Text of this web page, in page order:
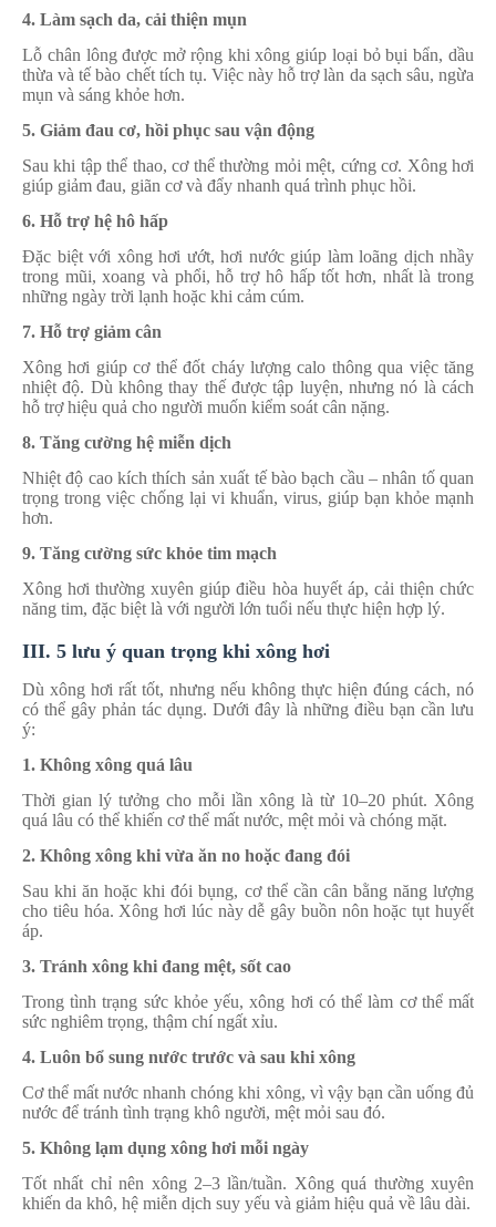
4. Làm sạch da, cải thiện mụn
Lỗ chân lông được mở rộng khi xông giúp loại bỏ bụi bẩn, dầu
thừa và tế bào chết tích tụ. Việc này hỗ trợ làn da sạch sâu, ngừa
mụn và sáng khỏe hơn.
5. Giảm đau cơ, hồi phục sau vận động
Sau khi tập thể thao, cơ thể thường mỏi mệt, cứng cơ. Xông hơi
giúp giảm đau, giãn cơ và đẩy nhanh quá trình phục hồi.
6. Hỗ trợ hệ hô hấp
Đặc biệt với xông hơi ướt, hơi nước giúp làm loãng dịch nhầy
trong mũi, xoang và phổi, hỗ trợ hô hấp tốt hơn, nhất là trong
những ngày trời lạnh hoặc khi cảm cúm.
7. Hỗ trợ giảm cân
Xông hơi giúp cơ thể đốt cháy lượng calo thông qua việc tăng
nhiệt độ. Dù không thay thế được tập luyện, nhưng nó là cách
hỗ trợ hiệu quả cho người muốn kiểm soát cân nặng.
8. Tăng cường hệ miễn dịch
Nhiệt độ cao kích thích sản xuất tế bào bạch cầu – nhân tố quan
trọng trong việc chống lại vi khuẩn, virus, giúp bạn khỏe mạnh
hơn.
9. Tăng cường sức khỏe tim mạch
Xông hơi thường xuyên giúp điều hòa huyết áp, cải thiện chức
năng tim, đặc biệt là với người lớn tuổi nếu thực hiện hợp lý.
III. 5 lưu ý quan trọng khi xông hơi
Dù xông hơi rất tốt, nhưng nếu không thực hiện đúng cách, nó
có thể gây phản tác dụng. Dưới đây là những điều bạn cần lưu
ý:
1. Không xông quá lâu
Thời gian lý tưởng cho mỗi lần xông là từ 10–20 phút. Xông
quá lâu có thể khiến cơ thể mất nước, mệt mỏi và chóng mặt.
2. Không xông khi vừa ăn no hoặc đang đói
Sau khi ăn hoặc khi đói bụng, cơ thể cần cân bằng năng lượng
cho tiêu hóa. Xông hơi lúc này dễ gây buồn nôn hoặc tụt huyết
áp.
3. Tránh xông khi đang mệt, sốt cao
Trong tình trạng sức khỏe yếu, xông hơi có thể làm cơ thể mất
sức nghiêm trọng, thậm chí ngất xỉu.
4. Luôn bổ sung nước trước và sau khi xông
Cơ thể mất nước nhanh chóng khi xông, vì vậy bạn cần uống đủ
nước để tránh tình trạng khô người, mệt mỏi sau đó.
5. Không lạm dụng xông hơi mỗi ngày
Tốt nhất chỉ nên xông 2–3 lần/tuần. Xông quá thường xuyên
khiến da khô, hệ miễn dịch suy yếu và giảm hiệu quả về lâu dài.